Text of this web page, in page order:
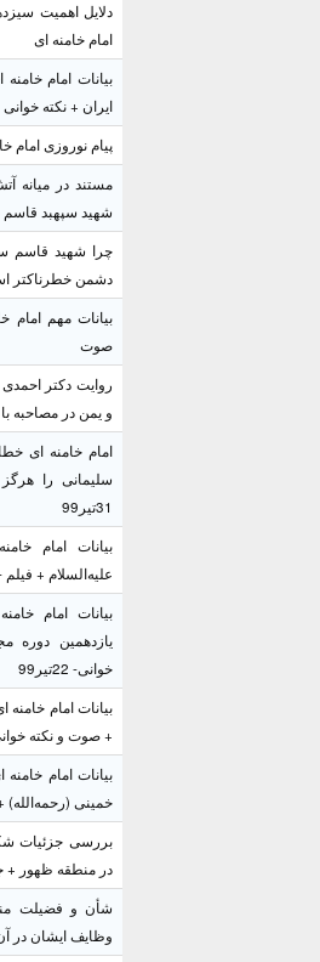
دلایل اهمیت
امام خامنه ای
بیانات امام
ایران + نکته
پیام نوروزی امام
مستند در میانه
شهید سپهبد قاسم
چرا شهید قاسم
دشمن خطرناکتر
بیانات مهم امام
صوت
روایت دکتر
و یمن در مصاحبه
امام خامنه ای
سلیمانی را
31تیر99
بیانات امام
علیه‌السلام + فیلم - 26 مرداد
بیانات امام
یازدهمین
خوانی- 22تیر99
بیانات امام
+ صوت و نکته خوانی -
بیانات امام
خمینی
بررسی جزئیات
در منطقه ظهور +
شأن و فضیلت
وظایف ایشان در